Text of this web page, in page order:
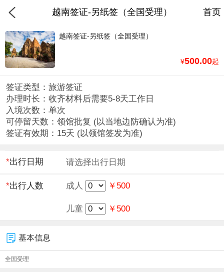
越南签证-另纸签（全国受理） 首页
越南签证-另纸签（全国受理）
¥500.00起
签证类型：旅游签证
办理时长：收齐材料后需要5-8天工作日
入境次数：单次
可停留天数：领馆批复 (以当地边防确认为准)
签证有效期：15天 (以领馆签发为准)
*出行日期 请选择出行日期
*出行人数 成人 ￥500
儿童 ￥500
基本信息
全国受理